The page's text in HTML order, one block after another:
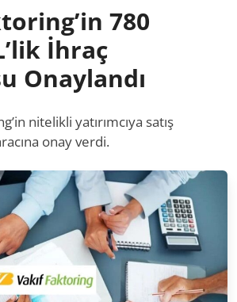
780
İhraç
Onaylandı
nitelikli yatırımcıya satış
onay verdi.